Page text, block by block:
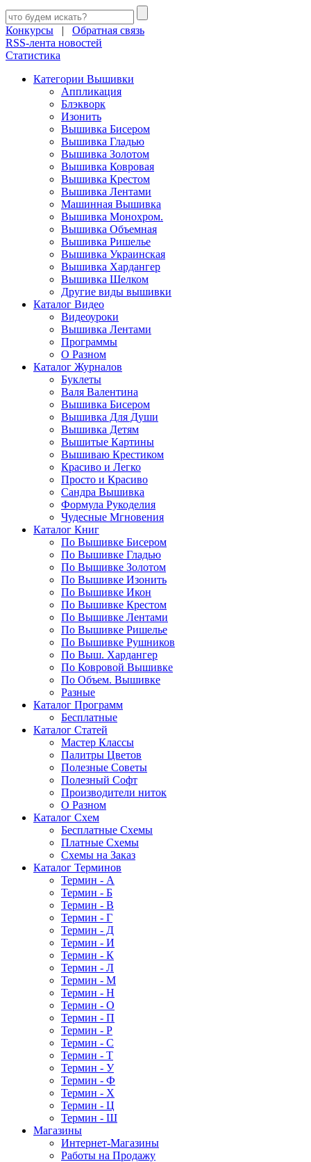
Конкурсы | Обратная связь
RSS-лента новостей
Статистика
Категории Вышивки
Аппликация
Блэкворк
Изонить
Вышивка Бисером
Вышивка Гладью
Вышивка Золотом
Вышивка Ковровая
Вышивка Крестом
Вышивка Лентами
Машинная Вышивка
Вышивка Монохром.
Вышивка Объемная
Вышивка Ришелье
Вышивка Украинская
Вышивка Хардангер
Вышивка Шелком
Другие виды вышивки
Каталог Видео
Видеоуроки
Вышивка Лентами
Программы
О Разном
Каталог Журналов
Буклеты
Валя Валентина
Вышивка Бисером
Вышивка Для Души
Вышивка Детям
Вышитые Картины
Вышиваю Крестиком
Красиво и Легко
Просто и Красиво
Сандра Вышивка
Формула Рукоделия
Чудесные Мгновения
Каталог Книг
По Вышивке Бисером
По Вышивке Гладью
По Вышивке Золотом
По Вышивке Изонить
По Вышивке Икон
По Вышивке Крестом
По Вышивке Лентами
По Вышивке Ришелье
По Вышивке Рушников
По Выш. Хардангер
По Ковровой Вышивке
По Объем. Вышивке
Разные
Каталог Программ
Бесплатные
Каталог Статей
Мастер Классы
Палитры Цветов
Полезные Советы
Полезный Софт
Производители ниток
О Разном
Каталог Схем
Бесплатные Схемы
Платные Схемы
Схемы на Заказ
Каталог Терминов
Термин - А
Термин - Б
Термин - В
Термин - Г
Термин - Д
Термин - И
Термин - К
Термин - Л
Термин - М
Термин - Н
Термин - О
Термин - П
Термин - Р
Термин - С
Термин - Т
Термин - У
Термин - Ф
Термин - Х
Термин - Ц
Термин - Ш
Магазины
Интернет-Магазины
Работы на Продажу